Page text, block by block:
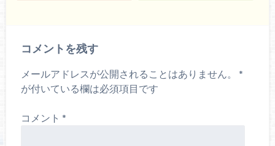
コメントを残す
メールアドレスが公開されることはありません。
*
が付いている欄は必須項目です
コメント *